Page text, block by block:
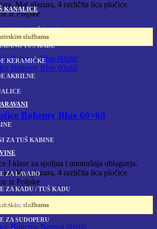
KANALICE
SESTRA TUŠ KADE
TUŠ KADE
KERAMIČKE
AKRILNE
ZA TUŠ KABINE
ZA LAVABO
ZA KADU / TUŠ KADU
ZA BIDE
ZA SUDOPERU
Mat glazura, 4 različita lica pločice.
iz Poljske
službama
Bohemy Blue 60×60
I klase za spoljna i unutrašnja oblaganja.
Mat glazura, 4 različita lica pločice.
iz Poljske
službama